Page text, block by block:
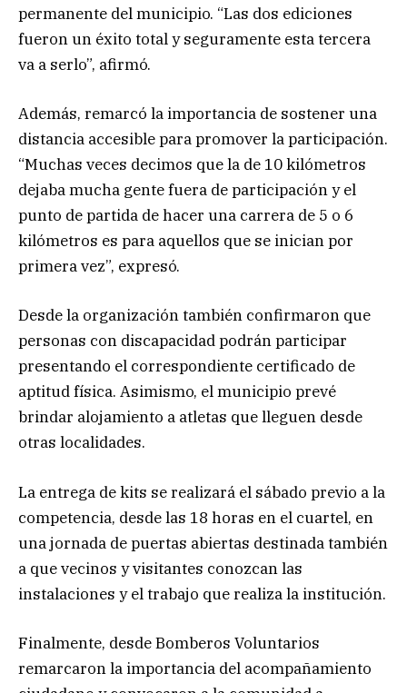
permanente del municipio. “Las dos ediciones
fueron un éxito total y seguramente esta tercera
va a serlo”, afirmó.
Además, remarcó la importancia de sostener una
distancia accesible para promover la participación.
“Muchas veces decimos que la de 10 kilómetros
dejaba mucha gente fuera de participación y el
punto de partida de hacer una carrera de 5 o 6
kilómetros es para aquellos que se inician por
primera vez”, expresó.
Desde la organización también confirmaron que
personas con discapacidad podrán participar
presentando el correspondiente certificado de
aptitud física. Asimismo, el municipio prevé
brindar alojamiento a atletas que lleguen desde
otras localidades.
La entrega de kits se realizará el sábado previo a la
competencia, desde las 18 horas en el cuartel, en
una jornada de puertas abiertas destinada también
a que vecinos y visitantes conozcan las
instalaciones y el trabajo que realiza la institución.
Finalmente, desde Bomberos Voluntarios
remarcaron la importancia del acompañamiento